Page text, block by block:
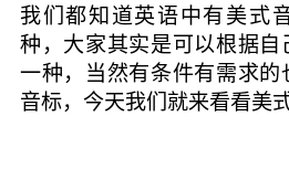
我们都知道英语中有美式
种，大家其实是可以根据
一种，当然有条件有需求
音标，今天我们就来看看美